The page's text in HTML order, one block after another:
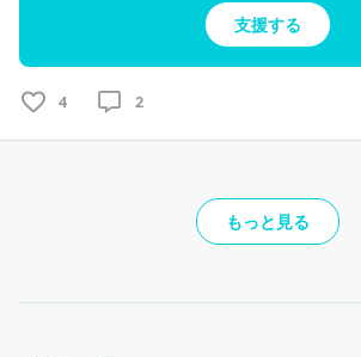
支援する
4 2
もっと見る